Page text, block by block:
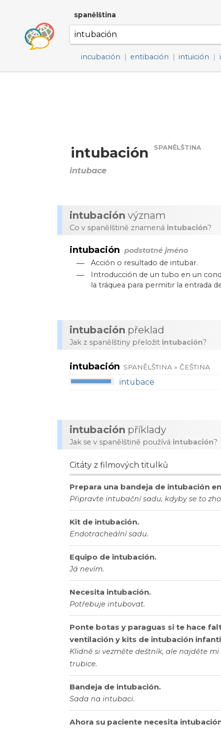
spanělština
incubación | entibación | intuición |
intubación SPANĚLŠTINA
intubace
intubación význam
Co v spanělštině znamená intubación?
intubación podstatné jméno
— Acción o resultado de intubar.
—
Introducción de un tubo en un
la tráquea para permitir la entrada
intubación překlad
Jak z spanělštiny přeložit intubación?
intubación SPANĚLŠTINA » ČEŠTINA
intubace
intubación příklady
Jak se v spanělštině používá intubación?
Citáty z filmových titulků
Prepara una bandeja de intubación
Připravte intubační sadu, kdyby se to
Kit de intubación.
Endotracheální sadu.
Equipo de intubación.
Já nevím.
Necesita intubación.
Potřebuje intubovat.
Ponte botas y paraguas si te hace
ventilación y kits de intubación
Klidně si vezměte deštník, ale najděte
trubice.
Bandeja de intubación.
Sada na intubaci.
Ahora su paciente necesita